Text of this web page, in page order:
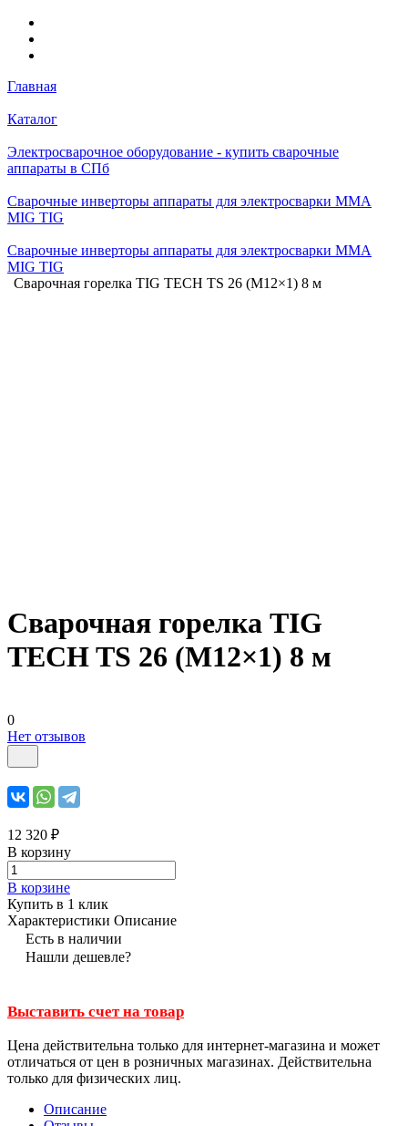
Главная
Каталог
Электросварочное оборудование - купить сварочные
аппараты в СПб
Сварочные инверторы аппараты для электросварки MMA
MIG TIG
Сварочные инверторы аппараты для электросварки MMA
MIG TIG
Сварочная горелка TIG TECH TS 26 (M12×1) 8 м
Сварочная горелка TIG
TECH TS 26 (M12×1) 8 м
0
Нет отзывов
12 320 ₽
В корзину
В корзине
Купить в 1 клик
Характеристики Описание
Есть в наличии
Нашли дешевле?
Выставить счет на товар
Цена действительна только для интернет-магазина и может
отличаться от цен в розничных магазинах. Действительна
только для физических лиц.
Описание